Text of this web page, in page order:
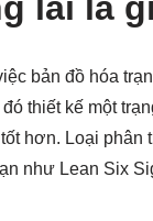
bản đồ hóa
thiết kế một
hơn. Loại
như Lean Six